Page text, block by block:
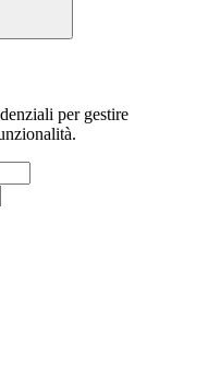
per gestire